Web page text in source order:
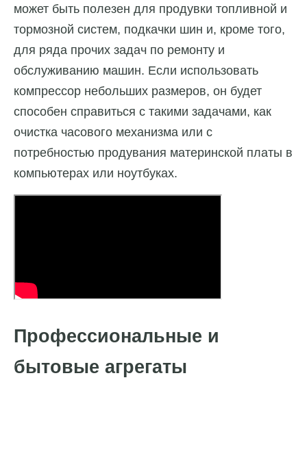
может быть полезен для продувки топливной и
тормозной систем, подкачки шин и, кроме того,
для ряда прочих задач по ремонту и
обслуживанию машин. Если использовать
компрессор небольших размеров, он будет
способен справиться с такими задачами, как
очистка часового механизма или с
потребностью продувания материнской платы в
компьютерах или ноутбуках.
Профессиональные и
бытовые агрегаты